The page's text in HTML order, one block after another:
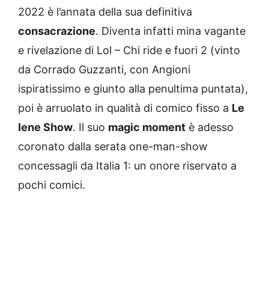
2022 è l’annata della sua definitiva
consacrazione. Diventa infatti mina vagante
e rivelazione di Lol – Chi ride e fuori 2 (vinto
da Corrado Guzzanti, con Angioni
ispiratissimo e giunto alla penultima puntata),
poi è arruolato in qualità di comico fisso a Le
Iene Show. Il suo magic moment è adesso
coronato dalla serata one-man-show
concessagli da Italia 1: un onore riservato a
pochi comici.